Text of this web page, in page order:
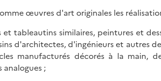
œuvres d'art originales les
et tableautins similaires, peintures et
d'architectes, d'ingénieurs et autres
manufacturés décorés à la main,
analogues ;